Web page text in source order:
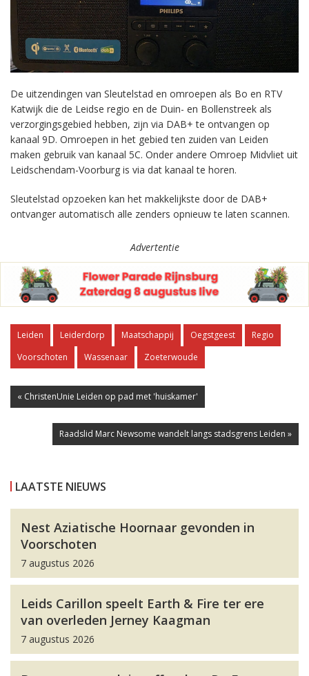
De uitzendingen van Sleutelstad en omroepen als Bo en RTV
Katwijk die de Leidse regio en de Duin- en Bollenstreek als
verzorgingsgebied hebben, zijn via DAB+ te ontvangen op
kanaal 9D. Omroepen in het gebied ten zuiden van Leiden
maken gebruik van kanaal 5C. Onder andere Omroep Midvliet uit
Leidschendam-Voorburg is via dat kanaal te horen.
Sleutelstad opzoeken kan het makkelijkste door de DAB+
ontvanger automatisch alle zenders opnieuw te laten scannen.
Advertentie
Leiden Leiderdorp Maatschappij Oegstgeest
Regio
Voorschoten
Wassenaar Zoeterwoude
« ChristenUnie Leiden op pad met 'huiskamer'
Raadslid Marc Newsome wandelt langs stadsgrens Leiden »
LAATSTE NIEUWS
Nest Aziatische Hoornaar gevonden in
Voorschoten
7 augustus 2026
Leids Carillon speelt Earth & Fire ter ere
van overleden Jerney Kaagman
7 augustus 2026